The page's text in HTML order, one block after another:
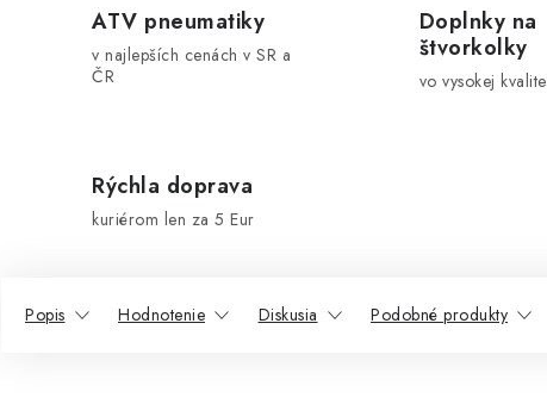
ATV pneumatiky
v najlepších cenách v SR a
ČR
Doplnky na
štvorkolky
vo vysokej kvalite
Rýchla doprava
kuriérom len za 5 Eur
Popis Hodnotenie Diskusia Podobné produkty